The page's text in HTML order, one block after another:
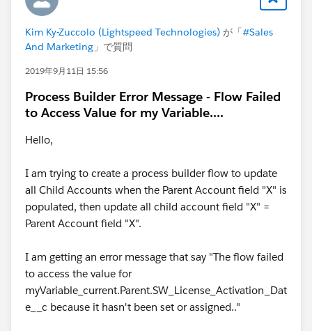
Kim Ky-Zuccolo (Lightspeed Technologies) が「#Sales
And Marketing 」で質問
2019年9月11日 15:56
Process Builder Error Message - Flow Failed
to Access Value for my Variable....
Hello,
I am trying to create a process builder flow to update
all Child Accounts when the Parent Account field "X" is
populated, then update all child account field "X" =
Parent Account field "X".
I am getting an error message that say "The flow failed
to access the value for
myVariable_current.Parent.SW_License_Activation_Dat
e__c because it hasn't been set or assigned.."